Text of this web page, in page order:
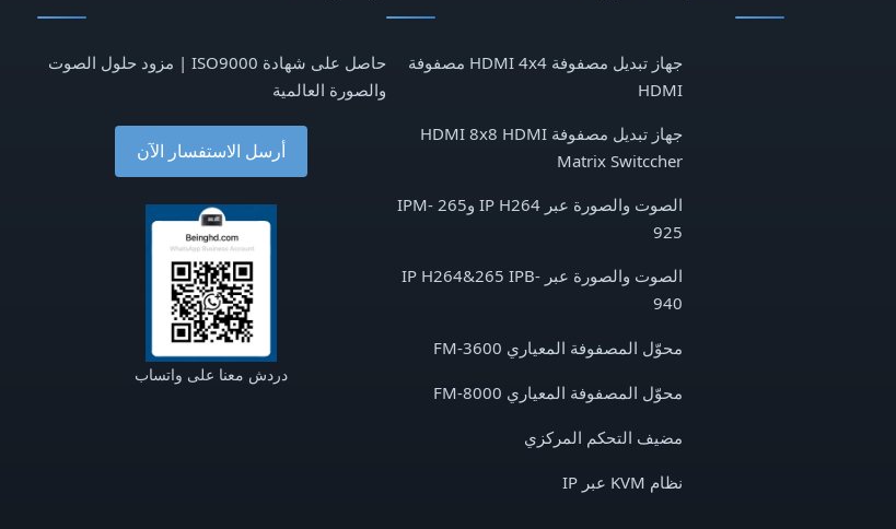
جهاز تبديل مصفوفة HDMI 4x4 مصفوفة
HDMI
جهاز تبديل مصفوفة HDMI 8x8 HDMI
Matrix Switccher
الصوت والصورة عبر IP H264 و265 IPM-
925
الصوت والصورة عبر IP H264&265 IPB-
940
محوّل المصفوفة المعياري FM-3600
محوّل المصفوفة المعياري FM-8000
مضيف التحكم المركزي
نظام KVM عبر IP
حاصل على شهادة ISO9000 | مزود حلول الصوت
والصورة العالمية
أرسل الاستفسار الآن
دردش معنا على واتساب